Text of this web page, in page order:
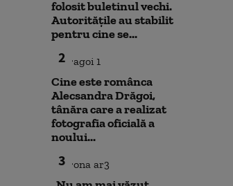
folosit buletinul vechi.
Autoritățile au stabilit
pentru cine se...
2
Cine este românca
Alecsandra Drăgoi,
tânăra care a realizat
fotografia oficială a
noului...
3